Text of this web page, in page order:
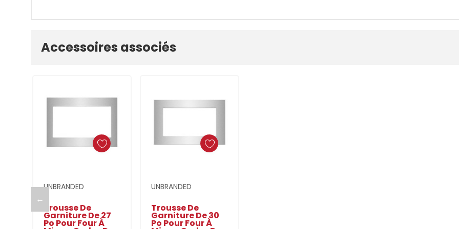
personnalisé
Accessoires associés
←
UNBRANDED
Trousse De
Garniture De 27
Po Pour Four À
UNBRANDED
Trousse De
Garniture De 30
Po Pour Four À